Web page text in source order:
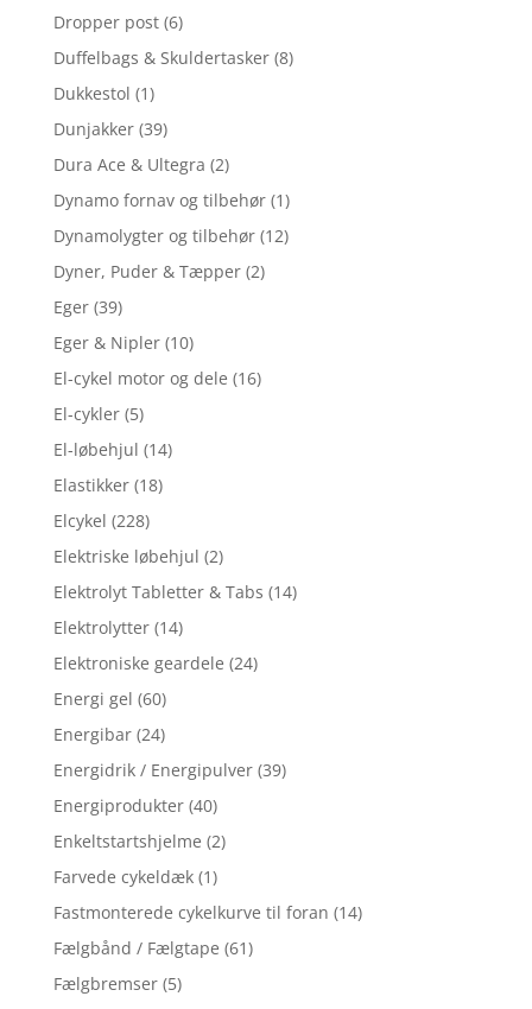
Dropper post (6)
Duffelbags & Skuldertasker (8)
Dukkestol (1)
Dunjakker (39)
Dura Ace & Ultegra (2)
Dynamo fornav og tilbehør (1)
Dynamolygter og tilbehør (12)
Dyner, Puder & Tæpper (2)
Eger (39)
Eger & Nipler (10)
El-cykel motor og dele (16)
El-cykler (5)
El-løbehjul (14)
Elastikker (18)
Elcykel (228)
Elektriske løbehjul (2)
Elektrolyt Tabletter & Tabs (14)
Elektrolytter (14)
Elektroniske geardele (24)
Energi gel (60)
Energibar (24)
Energidrik / Energipulver (39)
Energiprodukter (40)
Enkeltstartshjelme (2)
Farvede cykeldæk (1)
Fastmonterede cykelkurve til foran (14)
Fælgbånd / Fælgtape (61)
Fælgbremser (5)